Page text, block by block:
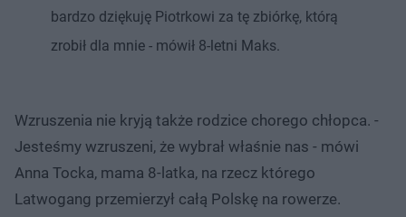
bardzo dziękuję Piotrkowi za tę zbiórkę, którą
zrobił dla mnie - mówił 8-letni Maks.
Wzruszenia nie kryją także rodzice chorego chłopca. -
Jesteśmy wzruszeni, że wybrał właśnie nas - mówi
Anna Tocka, mama 8-latka, na rzecz którego
Latwogang przemierzył całą Polskę na rowerze.